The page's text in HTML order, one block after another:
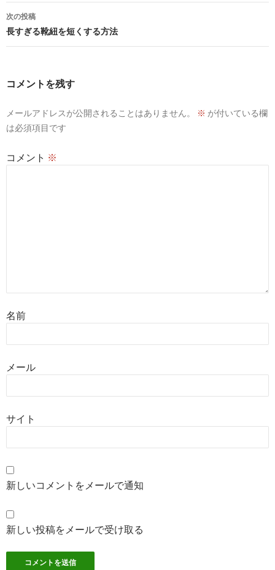
ナ
ビ
ョ
次の投稿
長すぎる靴紐を短くする方法
コメントを残す
メールアドレスが公開されることはありません。 ※ が付いている欄
は必須項目です
コメント ※
名前
メール
サイト
新しいコメントをメールで通知
新しい投稿をメールで受け取る